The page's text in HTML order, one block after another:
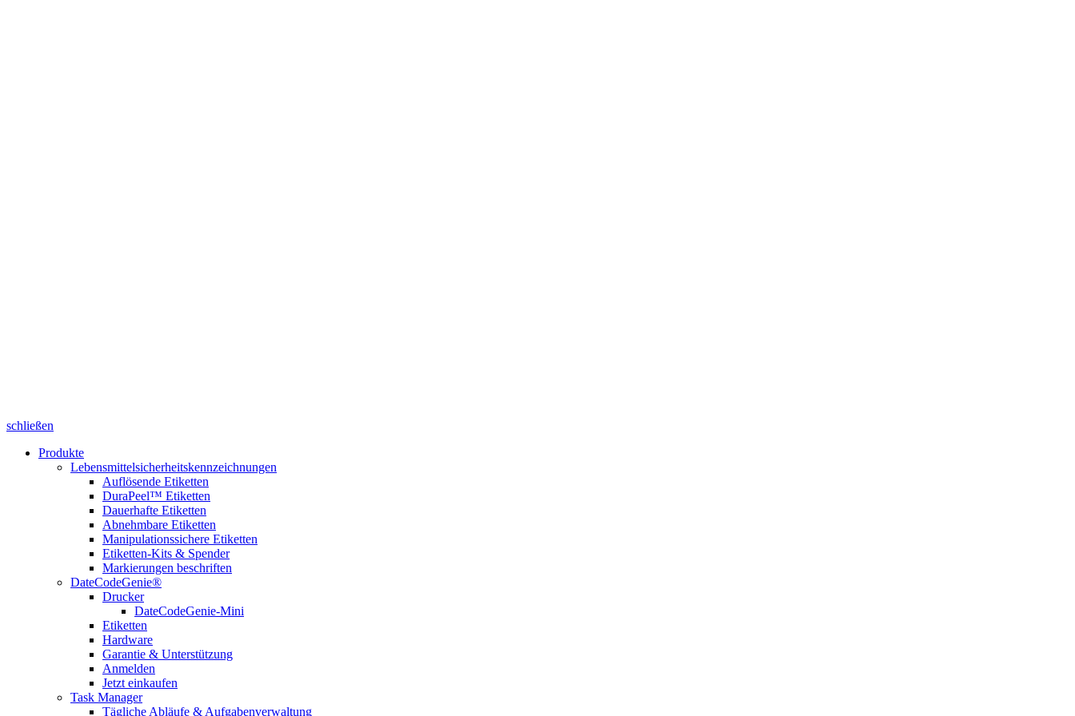
schließen
Produkte
Lebensmittelsicherheitskennzeichnungen
Auflösende Etiketten
DuraPeel™ Etiketten
Dauerhafte Etiketten
Abnehmbare Etiketten
Manipulationssichere Etiketten
Etiketten-Kits & Spender
Markierungen beschriften
DateCodeGenie®
Drucker
DateCodeGenie-Mini
Etiketten
Hardware
Garantie & Unterstützung
Anmelden
Jetzt einkaufen
Task Manager
Tägliche Abläufe & Aufgabenverwaltung